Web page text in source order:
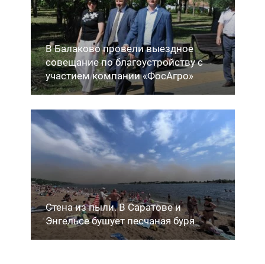
В Балаково провели выездное
совещание по благоустройству с
участием компании «ФосАгро»
Стена из пыли. В Саратове и
Энгельсе бушует песчаная буря